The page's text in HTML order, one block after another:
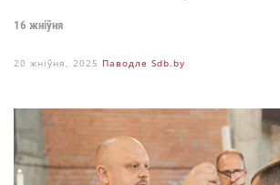
16 жніўня
20 жніўня, 2025 Паводле Sdb.by